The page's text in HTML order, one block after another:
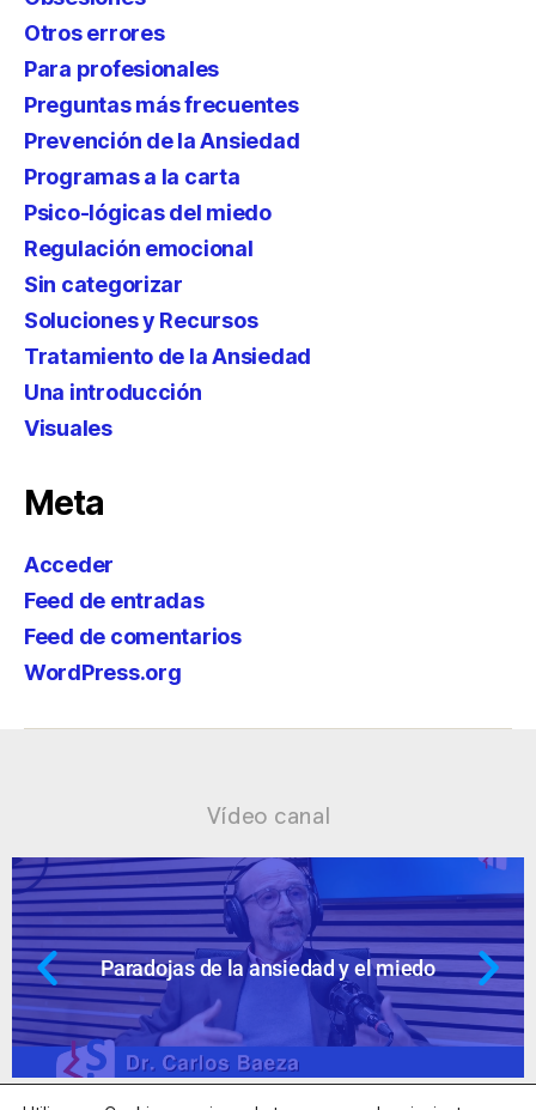
Otros errores
Para profesionales
Preguntas más frecuentes
Prevención de la Ansiedad
Programas a la carta
Psico-lógicas del miedo
Regulación emocional
Sin categorizar
Soluciones y Recursos
Tratamiento de la Ansiedad
Una introducción
Visuales
Meta
Acceder
Feed de entradas
Feed de comentarios
WordPress.org
Vídeo canal
Ansiedad: supuestos cuestionables